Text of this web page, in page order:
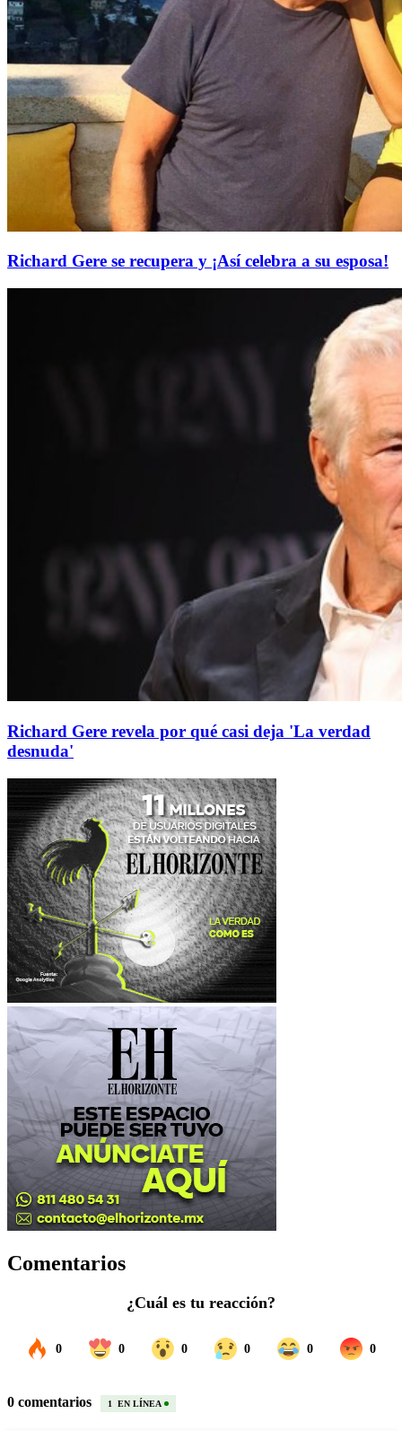
Richard Gere se recupera y ¡Así celebra a su esposa!
Richard Gere revela por qué casi deja 'La verdad
desnuda'
Comentarios